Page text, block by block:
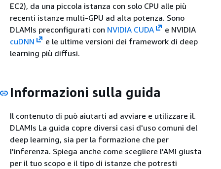
EC2), da una piccola istanza con solo CPU alle più
recenti istanze multi-GPU ad alta potenza. Sono
DLAMIs preconfigurati con NVIDIA CUDA
e NVIDIA
cuDNN
e le ultime versioni dei framework di deep
learning più diffusi.
Informazioni sulla guida
Il contenuto di può aiutarti ad avviare e utilizzare il.
DLAMIs La guida copre diversi casi d'uso comuni del
deep learning, sia per la formazione che per
l'inferenza. Spiega anche come scegliere l'AMI giusta
per il tuo scopo e il tipo di istanze che potresti